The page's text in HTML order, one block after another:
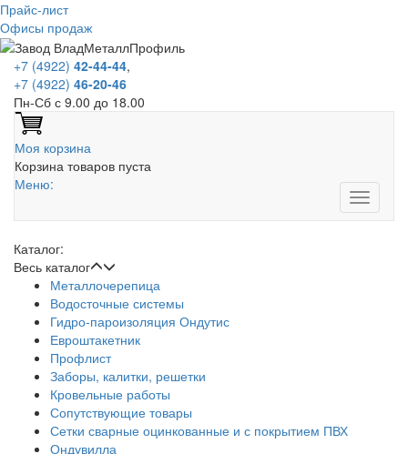
Прайс-лист
Офисы продаж
+7 (4922) 42-44-44,
+7 (4922) 46-20-46
Пн-Сб с 9.00 до 18.00
Моя корзина
Корзина товаров пуста
Меню:
Каталог:
Весь каталог
Металлочерепица
Водосточные системы
Гидро-пароизоляция Ондутис
Евроштакетник
Профлист
Заборы, калитки, решетки
Кровельные работы
Сопутствующие товары
Сетки сварные оцинкованные и с покрытием ПВХ
Ондувилла